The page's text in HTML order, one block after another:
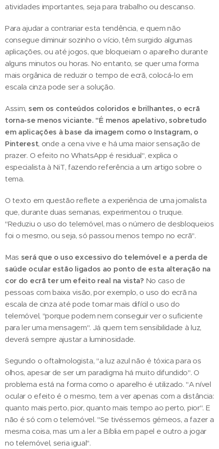
atividades importantes, seja para trabalho ou descanso.
Para ajudar a contrariar esta tendência, e quem não
consegue diminuir sozinho o vício, têm surgido algumas
aplicações, ou até jogos, que bloqueiam o aparelho durante
alguns minutos ou horas. No entanto, se quer uma forma
mais orgânica de reduzir o tempo de ecrã, colocá-lo em
escala cinza pode ser a solução.
Assim, sem os conteúdos coloridos e brilhantes, o ecrã
torna-se menos viciante. "É menos apelativo, sobretudo
em aplicações à base da imagem como o Instagram, o
Pinterest, onde a cena vive e há uma maior sensação de
prazer. O efeito no WhatsApp é residual", explica o
especialista à NiT, fazendo referência a um artigo sobre o
tema.
O texto em questão reflete a experiência de uma jornalista
que, durante duas semanas, experimentou o truque.
"Reduziu o uso do telemóvel, mas o número de desbloqueios
foi o mesmo, ou seja, só passou menos tempo no ecrã".
Mas será que o uso excessivo do telemóvel e a perda de
saúde ocular estão ligados ao ponto de esta alteração na
cor do ecrã ter um efeito real na vista?No caso de
pessoas com baixa visão, por exemplo, o uso do ecrã na
escala de cinza até pode tornar mais difícil o uso do
telemóvel, "porque podem nem conseguir ver o suficiente
para ler uma mensagem". Já quem tem sensibilidade à luz,
deverá sempre ajustar a luminosidade.
Segundo o oftalmologista, "a luz azul não é tóxica para os
olhos, apesar de ser um paradigma há muito difundido". O
problema está na forma como o aparelho é utilizado. "A nível
ocular o efeito é o mesmo, tem a ver apenas com a distância:
quanto mais perto, pior, quanto mais tempo ao perto, pior". E
não é só com o telemóvel. "Se tivéssemos gémeos, a fazer a
mesma coisa, mas um a ler a Bíblia em papel e outro a jogar
no telemóvel, seria igual".